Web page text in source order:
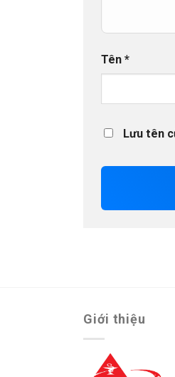
Tên *
Lưu tên
Giới thiệu